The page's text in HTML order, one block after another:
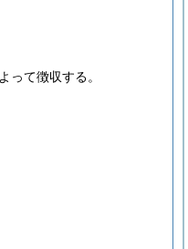
って徴収する。